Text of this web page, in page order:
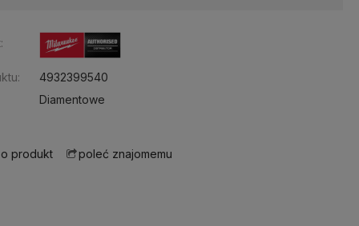
4932399540
Diamentowe
produkt poleć znajomemu